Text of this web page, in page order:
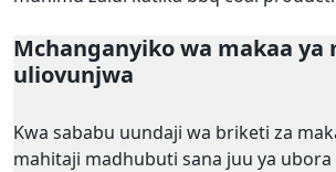
Mchanganyiko wa makaa ya
uliovunjwa
Kwa sababu uundaji wa briketi za
mahitaji madhubuti sana juu ya